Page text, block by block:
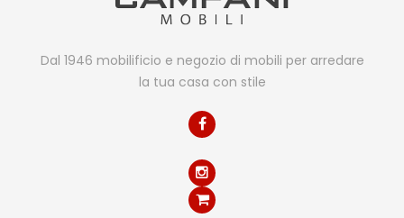
Dal 1946 mobilificio e negozio di mobili per arredare
la tua casa con stile